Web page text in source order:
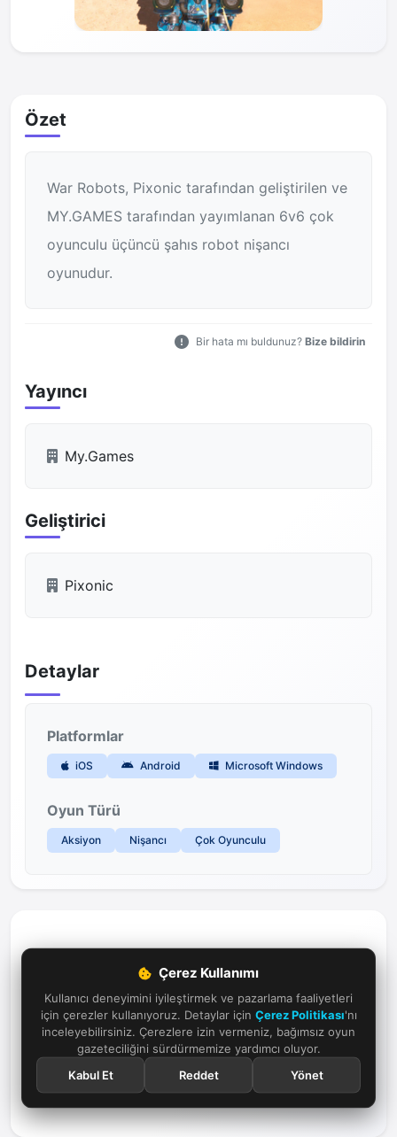
Çerez Kullanımı
Kullanıcı deneyimini iyileştirmek ve pazarlama faaliyetleri
için çerezler kullanıyoruz. Detaylar için Çerez Politikası'nı
inceleyebilirsiniz. Çerezlere izin vermeniz, bağımsız oyun
gazeteciliğini sürdürmemize yardımcı oluyor.
Kabul Et
Reddet Yönet
Özet
War Robots, Pixonic tarafından geliştirilen ve
MY.GAMES tarafından yayımlanan 6v6 çok
oyunculu üçüncü şahıs robot nişancı
oyunudur.
Bir hata mı buldunuz? Bize bildirin
Yayıncı
My.Games
Geliştirici
Pixonic
Detaylar
Platformlar
iOS Android Microsoft Windows
Oyun Türü
Aksiyon Nişancı Çok Oyunculu
Daha Fazla Oyun Keşfet
Popüler ve klasik oyunların dünyasına dalın,
yeni maceralar keşfedin.
Oyunları Keşfet